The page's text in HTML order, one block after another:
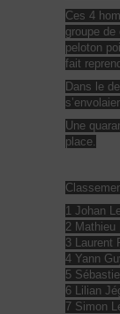
Ces 4
groupe
peloton
fait
Dans le
Une
place.
1 Johan
2 Mathieu
3 Laurent
4 Yann
5
6 Lilian
7 Simon